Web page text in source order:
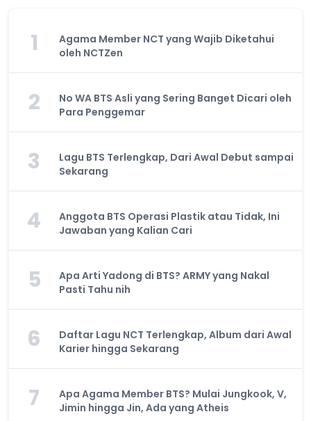
1
Agama Member NCT yang Wajib Diketahui
oleh NCTZen
2
No WA BTS Asli yang Sering Banget Dicari oleh
Para Penggemar
3
Lagu BTS Terlengkap, Dari Awal Debut sampai
Sekarang
4
Anggota BTS Operasi Plastik atau Tidak, Ini
Jawaban yang Kalian Cari
5
Apa Arti Yadong di BTS? ARMY yang Nakal
Pasti Tahu nih
6
Daftar Lagu NCT Terlengkap, Album dari Awal
Karier hingga Sekarang
7
Apa Agama Member BTS? Mulai Jungkook, V,
Jimin hingga Jin, Ada yang Atheis